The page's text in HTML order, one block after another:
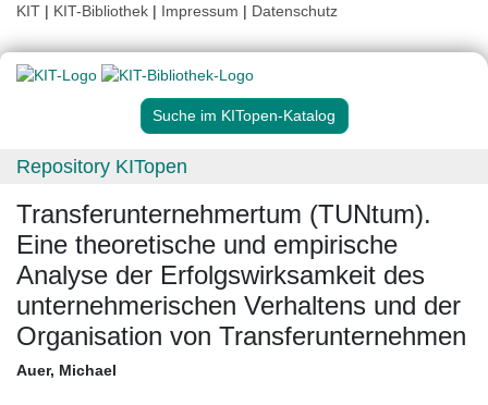
KIT | KIT-Bibliothek | Impressum | Datenschutz
Suche im KITopen-Katalog
Repository KITopen
Transferunternehmertum (TUNtum).
Eine theoretische und empirische
Analyse der Erfolgswirksamkeit des
unternehmerischen Verhaltens und der
Organisation von Transferunternehmen
Auer, Michael